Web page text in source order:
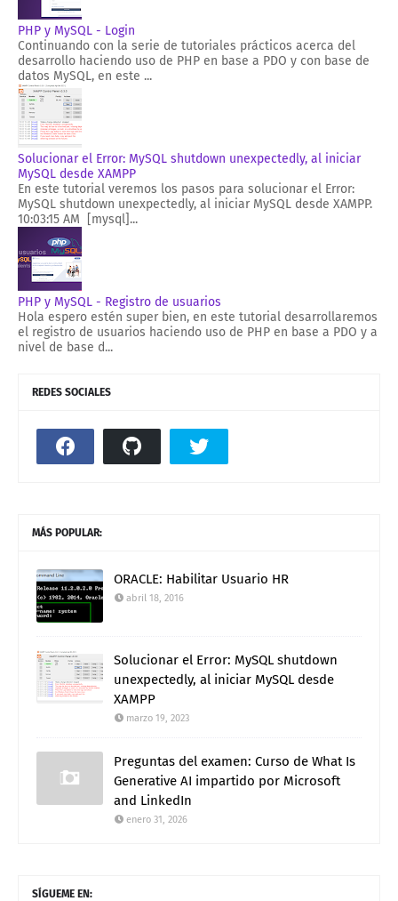
PHP y MySQL - Login
Continuando con la serie de tutoriales prácticos acerca del
desarrollo haciendo uso de PHP en base a PDO y con base de
datos MySQL, en este ...
Solucionar el Error: MySQL shutdown unexpectedly, al iniciar
MySQL desde XAMPP
En este tutorial veremos los pasos para solucionar el Error:
MySQL shutdown unexpectedly, al iniciar MySQL desde XAMPP.
10:03:15 AM [mysql]...
PHP y MySQL - Registro de usuarios
Hola espero estén super bien, en este tutorial desarrollaremos
el registro de usuarios haciendo uso de PHP en base a PDO y a
nivel de base d...
REDES SOCIALES
MÁS POPULAR:
ORACLE: Habilitar Usuario HR
abril 18, 2016
Solucionar el Error: MySQL shutdown
unexpectedly, al iniciar MySQL desde
XAMPP
marzo 19, 2023
Preguntas del examen: Curso de What Is
Generative AI impartido por Microsoft
and LinkedIn
enero 31, 2026
SÍGUEME EN: